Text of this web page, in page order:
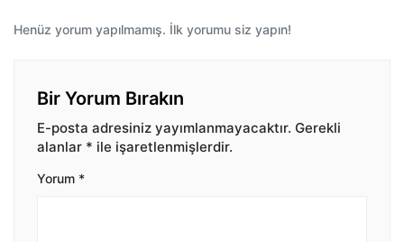
Henüz yorum yapılmamış. İlk yorumu siz yapın!
Bir Yorum Bırakın
E-posta adresiniz yayımlanmayacaktır. Gerekli
alanlar * ile işaretlenmişlerdir.
Yorum *